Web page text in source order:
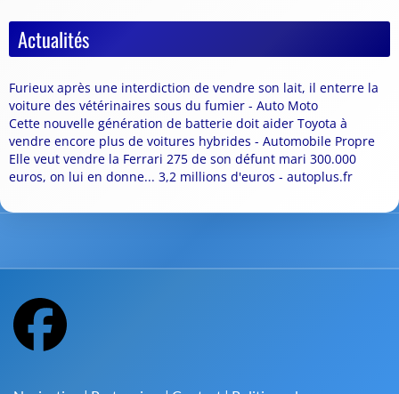
Actualités
Furieux après une interdiction de vendre son lait, il enterre la
voiture des vétérinaires sous du fumier - Auto Moto
Cette nouvelle génération de batterie doit aider Toyota à
vendre encore plus de voitures hybrides - Automobile Propre
Elle veut vendre la Ferrari 275 de son défunt mari 300.000
euros, on lui en donne... 3,2 millions d'euros - autoplus.fr